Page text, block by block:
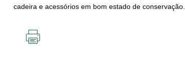
cadeira e acessórios em bom estado de conservação.